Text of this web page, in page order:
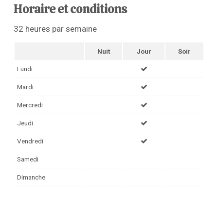
Horaire et conditions
32 heures par semaine
Nuit Jour Soir
Lundi
Mardi
Mercredi
Jeudi
Vendredi
Samedi
Dimanche